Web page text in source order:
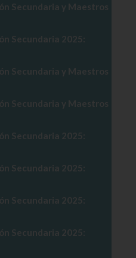
Secundaria y Maestros
Secundaria 2025:
Secundaria y Maestros
Secundaria y Maestros
Secundaria 2025:
Secundaria 2025:
Secundaria 2025:
Secundaria 2025: